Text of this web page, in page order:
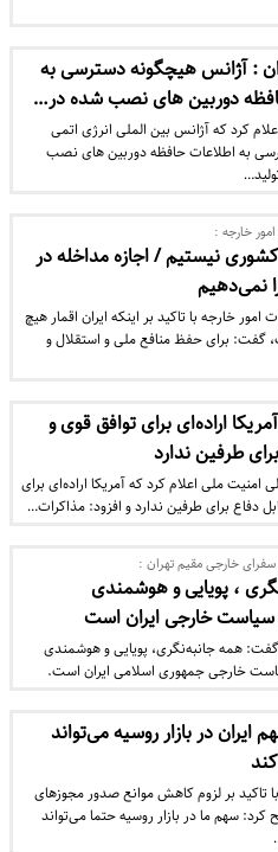
: آژانس هیچگونه دسترسی به
دوربین های نصب شده در…
اعلام کرد که آژانس بین الملی انرژی اتمی
به اطلاعات حافظه دوربین های نصب
خارجه :
نیستیم / اجازه مداخله در
نمی‌دهیم
خارجه با تاکید بر اینکه ایران اقمار هیچ
برای حفظ منافع ملی و استقلال و
اراده‌ای برای توافق قوی و
طرفین ندارد
امنیت ملی اعلام کرد که آمریکا اراده‌ای برای
دفاع برای طرفین ندارد و افزود: مذاکرات…
سفرای خارجی مقیم تهران :
، پویایی و هوشمندی
خارجی ایران است
همه جانبه‌نگری، پویایی و هوشمندی
خارجی جمهوری اسلامی ایران است.
ایران در بازار روسیه می‌تواند
تاکید بر لزوم کاهش موانع صدور مجوزهای
سهم ما در بازار روسیه حتما می‌تواند